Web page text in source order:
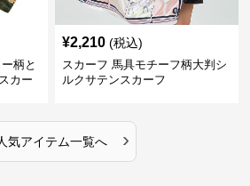
柄と
カー
¥2,210 (税込)
スカーフ 馬具モチーフ柄大判シ
ルクサテンスカーフ
気アイテム一覧へ ›